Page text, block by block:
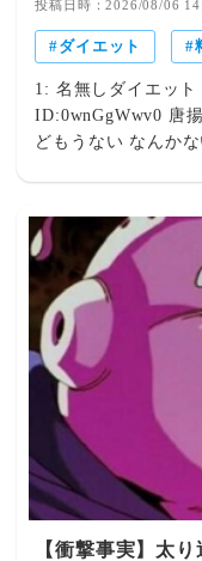
投稿日時：2026/08/06
ダイエット
1: 名無しダイエット 2023/06/25(日) 22:32:44.589
ID:0wnGgWwv0 唐揚げからよだれ鶏鶏カツ色々やったけ
どもうない なん
【衝撃事実】太